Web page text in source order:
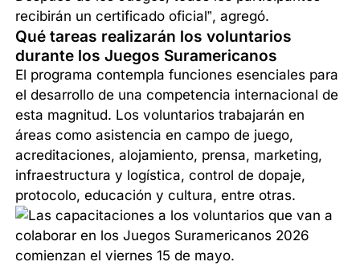
recibirán un certificado oficial”, agregó.
Qué tareas realizarán los voluntarios
durante los Juegos Suramericanos
El programa contempla funciones esenciales para
el desarrollo de una competencia internacional de
esta magnitud. Los voluntarios trabajarán en
áreas como asistencia en campo de juego,
acreditaciones, alojamiento, prensa, marketing,
infraestructura y logística, control de dopaje,
protocolo, educación y cultura, entre otras.